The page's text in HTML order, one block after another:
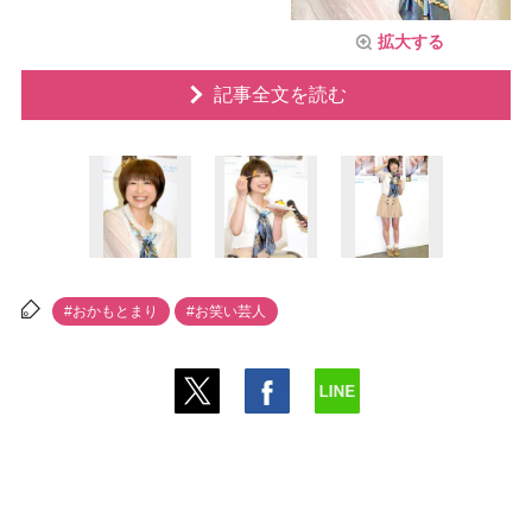
拡大する
記事全文を読む
#おかもとまり #お笑い芸人